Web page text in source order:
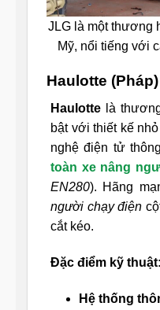
JLG là một thương
Mỹ, nổi tiếng với
Haulotte (Pháp)
Haulotte là
bật với thiết kế
nghệ điện tử
toàn xe nâng
EN280). Hãng
người chạy điện
cắt kéo.
Đặc điểm kỹ thuật:
Hệ thống